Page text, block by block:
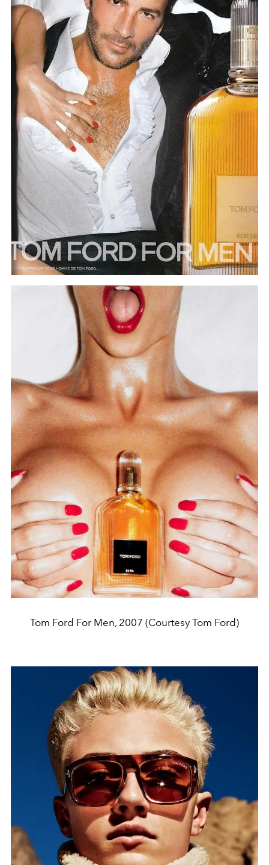
Tom Ford For Men, 2007 (Courtesy Tom Ford)